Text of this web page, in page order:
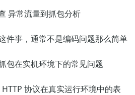
异常流量到抓包分析
件事，通常不是编码问题那么简单
包在实机环境下的常见问题
协议在真实运行环境中的表